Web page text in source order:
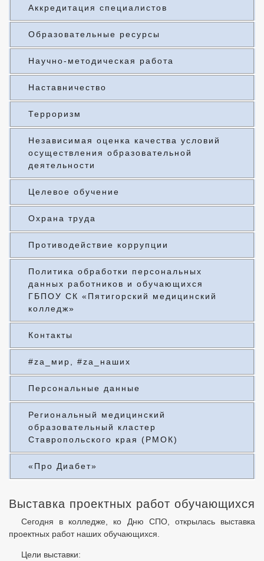
Аккредитация специалистов
Образовательные ресурсы
Научно-методическая работа
Наставничество
Терроризм
Независимая оценка качества условий
осуществления образовательной
деятельности
Целевое обучение
Охрана труда
Противодействие коррупции
Политика обработки персональных
данных работников и обучающихся
ГБПОУ СК «Пятигорский медицинский
колледж»
Контакты
#za_мир, #za_наших
Персональные данные
Региональный медицинский
образовательный кластер
Ставропольского края (РМОК)
«Про Диабет»
Выставка проектных работ обучающихся
Сегодня в колледже, ко Дню СПО, открылась выставка
проектных работ наших обучающихся.
Цели выставки: